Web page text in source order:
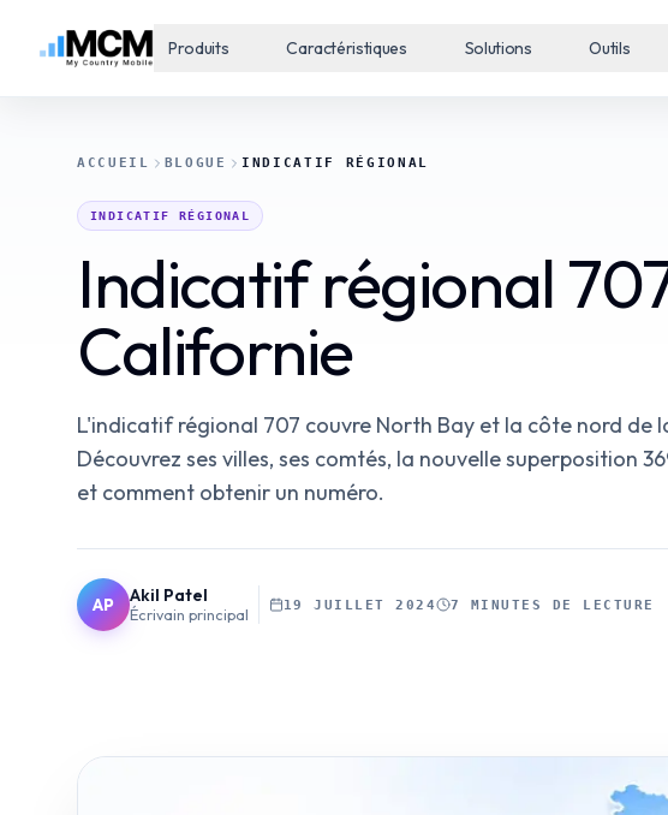
Produits Caractéristiques Solutions Outils
ACCUEIL BLOGUE INDICATIF RÉGIONAL
INDICATIF RÉGIONAL
Indicatif régional
Californie
L'indicatif régional 707 couvre North Bay et la côte nord de
Découvrez ses villes, ses comtés, la nouvelle superposition
et comment obtenir un numéro.
AP Akil Patel
Écrivain principal
19 JUILLET 2024 7 MINUTES DE LECTURE